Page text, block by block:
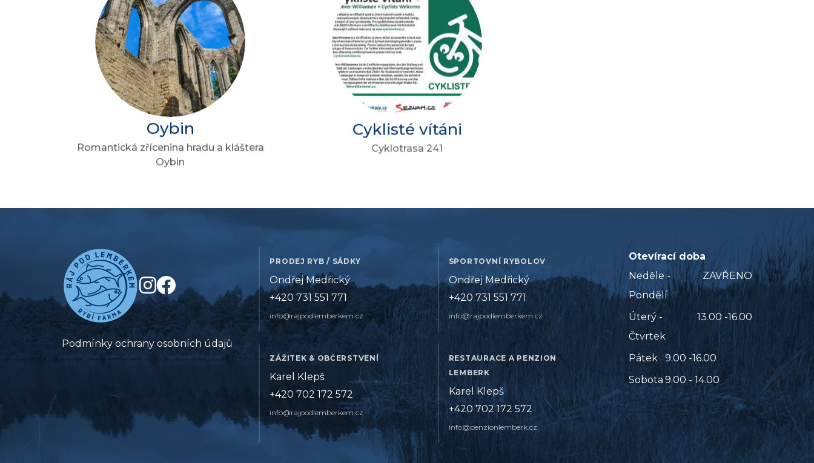
Oybin
Romantická zřícenina hradu a kláštera
Oybin
Cyklisté vítáni
Cyklotrasa 241
Podmínky ochrany osobních údajů
PRODEJ RYB / SÁDKY
Ondřej Medřický
+420 731 551 771
info@rajpodlemberkem.cz
SPORTOVNÍ RYBOLOV
Ondřej Medřický
+420 731 551 771
info@rajpodlemberkem.cz
ZÁŽITEK & OBČERSTVENÍ
Karel Klepš
+420 702 172 572
info@rajpodlemberkem.cz
RESTAURACE A PENZION
LEMBERK
Karel Klepš
+420 702 172 572
info@penzionlemberk.cz
Otevírací doba
Neděle -
Pondělí
ZAVŘENO
Úterý -
Čtvrtek
13.00 -16.00
Pátek
9.00 -16.00
Sobota9.00 - 14.00